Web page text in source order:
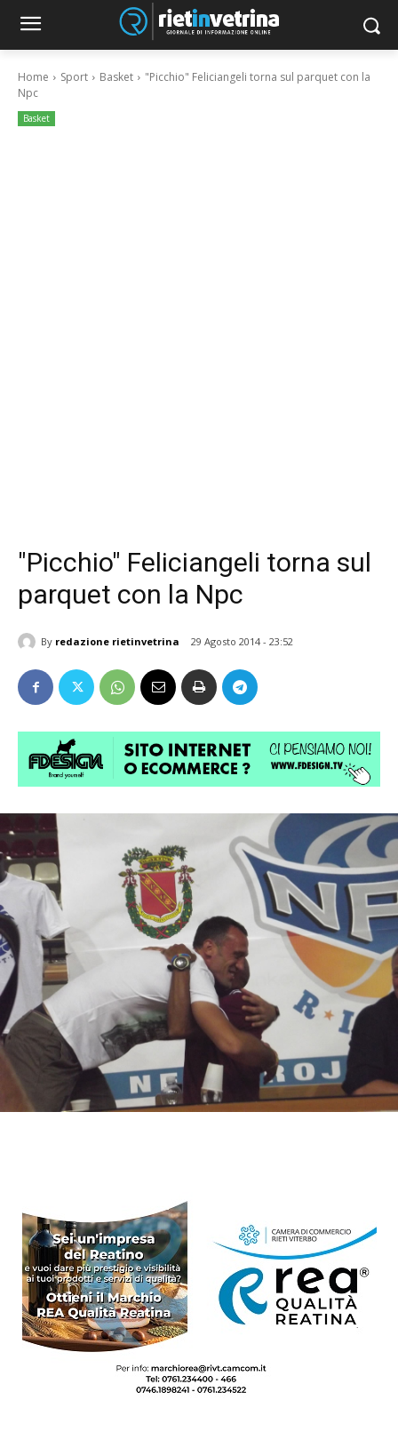
Home Sport Basket
"Picchio" Feliciangeli torna sul parquet con la
Npc
Basket
"Picchio" Feliciangeli torna sul
parquet con la Npc
By redazione rietinvetrina 29 Agosto 2014 - 23:52